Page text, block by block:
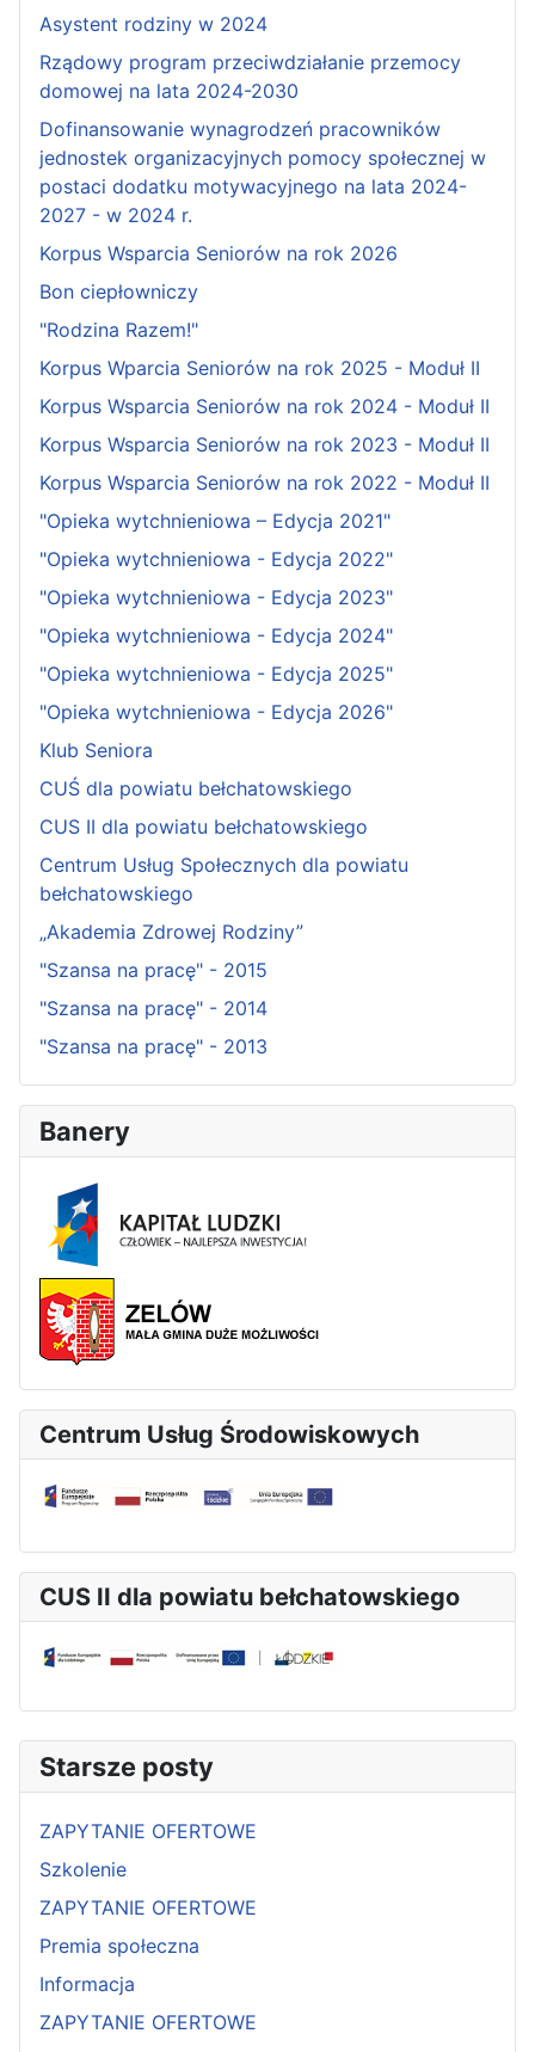
Asystent rodziny w 2024
Rządowy program przeciwdziałanie przemocy
domowej na lata 2024-2030
Dofinansowanie wynagrodzeń pracowników
jednostek organizacyjnych pomocy społecznej w
postaci dodatku motywacyjnego na lata 2024-
2027 - w 2024 r.
Korpus Wsparcia Seniorów na rok 2026
Bon ciepłowniczy
"Rodzina Razem!"
Korpus Wparcia Seniorów na rok 2025 - Moduł II
Korpus Wsparcia Seniorów na rok 2024 - Moduł II
Korpus Wsparcia Seniorów na rok 2023 - Moduł II
Korpus Wsparcia Seniorów na rok 2022 - Moduł II
"Opieka wytchnieniowa – Edycja 2021"
"Opieka wytchnieniowa - Edycja 2022"
"Opieka wytchnieniowa - Edycja 2023"
"Opieka wytchnieniowa - Edycja 2024"
"Opieka wytchnieniowa - Edycja 2025"
"Opieka wytchnieniowa - Edycja 2026"
Klub Seniora
CUŚ dla powiatu bełchatowskiego
CUS II dla powiatu bełchatowskiego
Centrum Usług Społecznych dla powiatu
bełchatowskiego
„Akademia Zdrowej Rodziny”
"Szansa na pracę" - 2015
"Szansa na pracę" - 2014
"Szansa na pracę" - 2013
Banery
Centrum Usług Środowiskowych
CUS II dla powiatu bełchatowskiego
Starsze posty
ZAPYTANIE OFERTOWE
Szkolenie
ZAPYTANIE OFERTOWE
Premia społeczna
Informacja
ZAPYTANIE OFERTOWE